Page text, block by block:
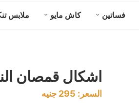
فساتين كاش مايو ملابس
اشكال قمصان
السعر: 295 جنيه